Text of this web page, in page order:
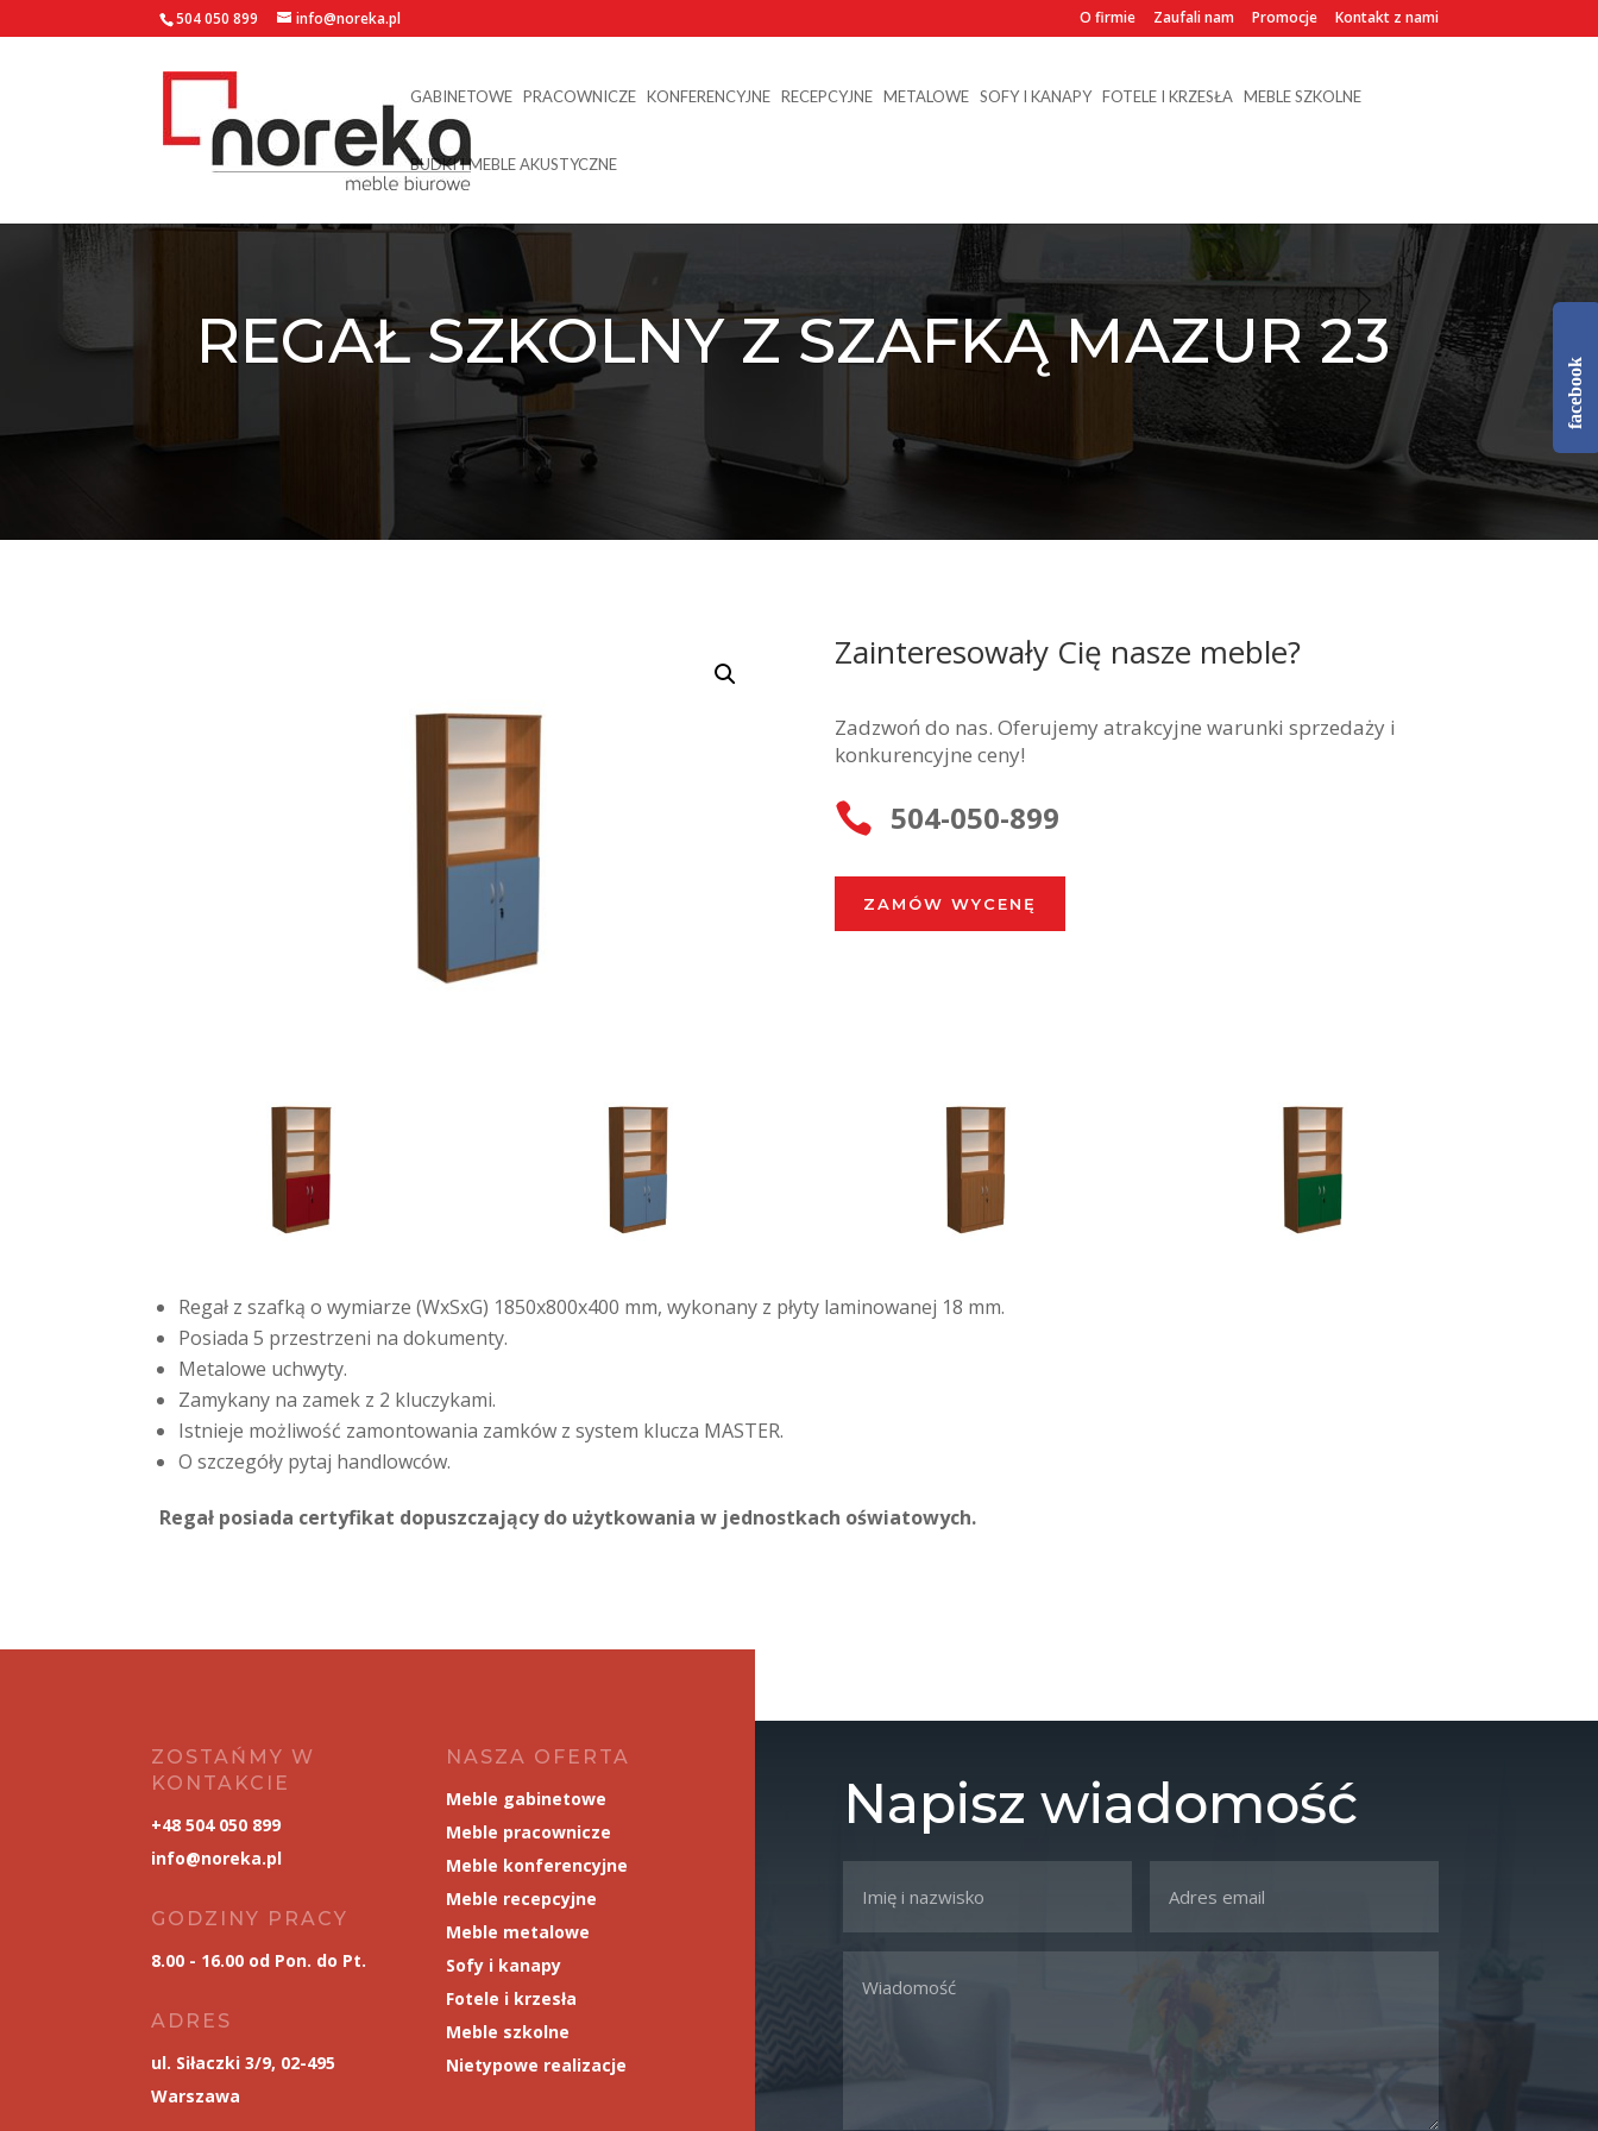
facebook
504 050 899 info@noreka.pl O firmie Zaufali nam Promocje Kontakt z nami
GABINETOWE PRACOWNICZE KONFERENCYJNE RECEPCYJNE METALOWE SOFY I KANAPY FOTELE I KRZESŁA MEBLE SZKOLNE
BUDKI I MEBLE AKUSTYCZNE
REGAŁ SZKOLNY Z SZAFKĄ MAZUR 23
Zainteresowały Cię nasze meble?
Zadzwoń do nas. Oferujemy atrakcyjne warunki sprzedaży i
konkurencyjne ceny!
 504-050-899
ZAMÓW WYCENĘ
Regał z szafką o wymiarze (WxSxG) 1850x800x400 mm, wykonany z płyty laminowanej 18 mm.
Posiada 5 przestrzeni na dokumenty.
Metalowe uchwyty.
Zamykany na zamek z 2 kluczykami.
Istnieje możliwość zamontowania zamków z system klucza MASTER.
O szczegóły pytaj handlowców.
Regał posiada certyfikat dopuszczający do użytkowania w jednostkach oświatowych.
ZOSTAŃMY W
KONTAKCIE
+48 504 050 899
info@noreka.pl
GODZINY PRACY
8.00 - 16.00 od Pon. do Pt.
ADRES
ul. Siłaczki 3/9, 02-495
Warszawa
NASZA OFERTA
Meble gabinetowe
Meble pracownicze
Meble konferencyjne
Meble recepcyjne
Meble metalowe
Sofy i kanapy
Fotele i krzesła
Meble szkolne
Nietypowe realizacje
Napisz wiadomość